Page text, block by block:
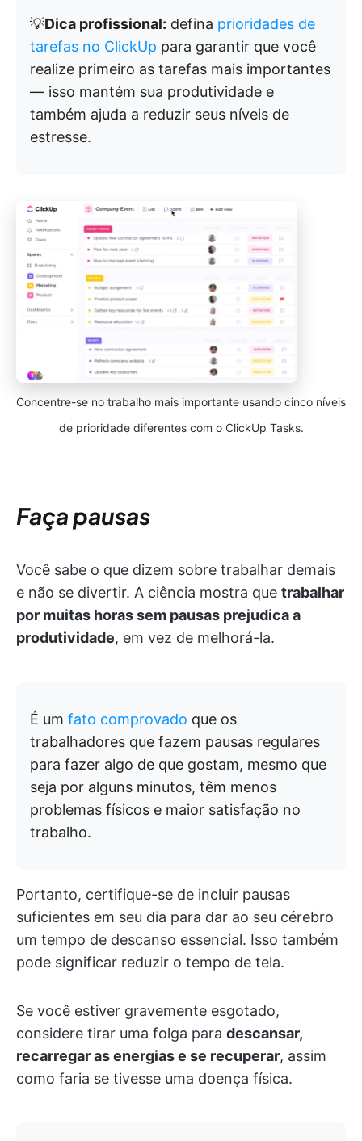
💡Dica profissional: defina prioridades de
tarefas no ClickUp para garantir que você
realize primeiro as tarefas mais importantes
— isso mantém sua produtividade e
também ajuda a reduzir seus níveis de
estresse.
Concentre-se no trabalho mais importante usando cinco níveis
de prioridade diferentes com o ClickUp Tasks.
Faça pausas
Você sabe o que dizem sobre trabalhar demais
e não se divertir. A ciência mostra que trabalhar
por muitas horas sem pausas prejudica a
produtividade, em vez de melhorá-la.
É um fato comprovado que os
trabalhadores que fazem pausas regulares
para fazer algo de que gostam, mesmo que
seja por alguns minutos, têm menos
problemas físicos e maior satisfação no
trabalho.
Portanto, certifique-se de incluir pausas
suficientes em seu dia para dar ao seu cérebro
um tempo de descanso essencial. Isso também
pode significar reduzir o tempo de tela.
Se você estiver gravemente esgotado,
considere tirar uma folga para descansar,
recarregar as energias e se recuperar, assim
como faria se tivesse uma doença física.